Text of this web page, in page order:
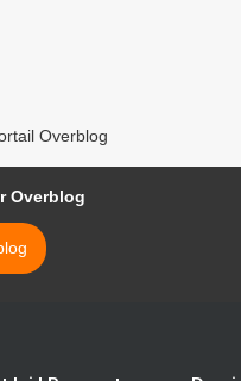
Overblog
Overblog